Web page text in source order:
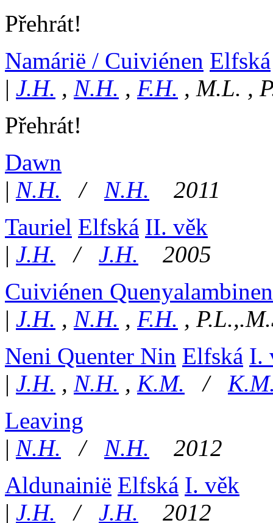
Přehrát!
Namárië / Cuiviénen Elfská
| J.H. , N.H. , F.H. , M.L. ,
Přehrát!
Dawn
| N.H. / N.H. 2011
Tauriel Elfská II. věk
| J.H. / J.H. 2005
Cuiviénen Quenyalambinen
| J.H. , N.H. , F.H. ,
Neni Quenter Nin Elfská I.
| J.H. , N.H. , K.M. /
Leaving
| N.H. / N.H. 2012
Aldunainië Elfská I. věk
| J.H. / J.H. 2012